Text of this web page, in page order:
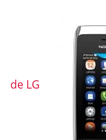
de LG